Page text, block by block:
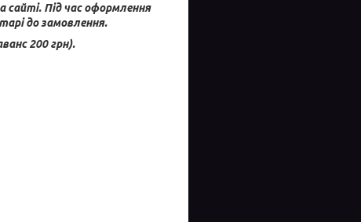
сайті. Під час оформлення
до замовлення.
200 грн).